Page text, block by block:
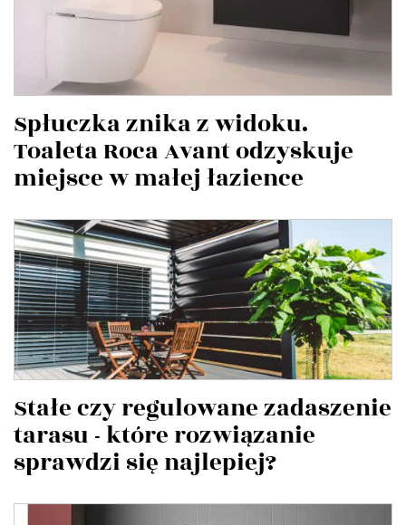
Spłuczka znika z widoku.
Toaleta Roca Avant odzyskuje
miejsce w małej łazience
Stałe czy regulowane zadaszenie
tarasu - które rozwiązanie
sprawdzi się najlepiej?